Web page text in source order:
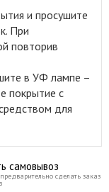
и просушите
При
повторив
в УФ лампе –
покрытие с
для
самовывоз
сделать заказ